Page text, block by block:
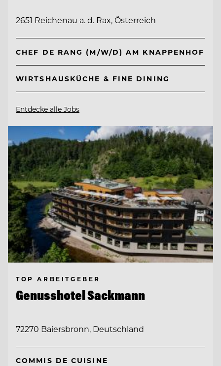
2651 Reichenau a. d. Rax, Österreich
CHEF DE RANG (M/W/D) AM KNAPPENHOF
WIRTSHAUSKÜCHE & FINE DINING
Entdecke alle Jobs
TOP ARBEITGEBER
Genusshotel Sackmann
72270 Baiersbronn, Deutschland
COMMIS DE CUISINE